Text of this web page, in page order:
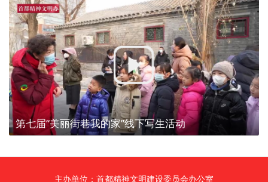
第七届“美丽街巷我的家”线下写生活动
主办单位：首都精神文明建设委员会办公室